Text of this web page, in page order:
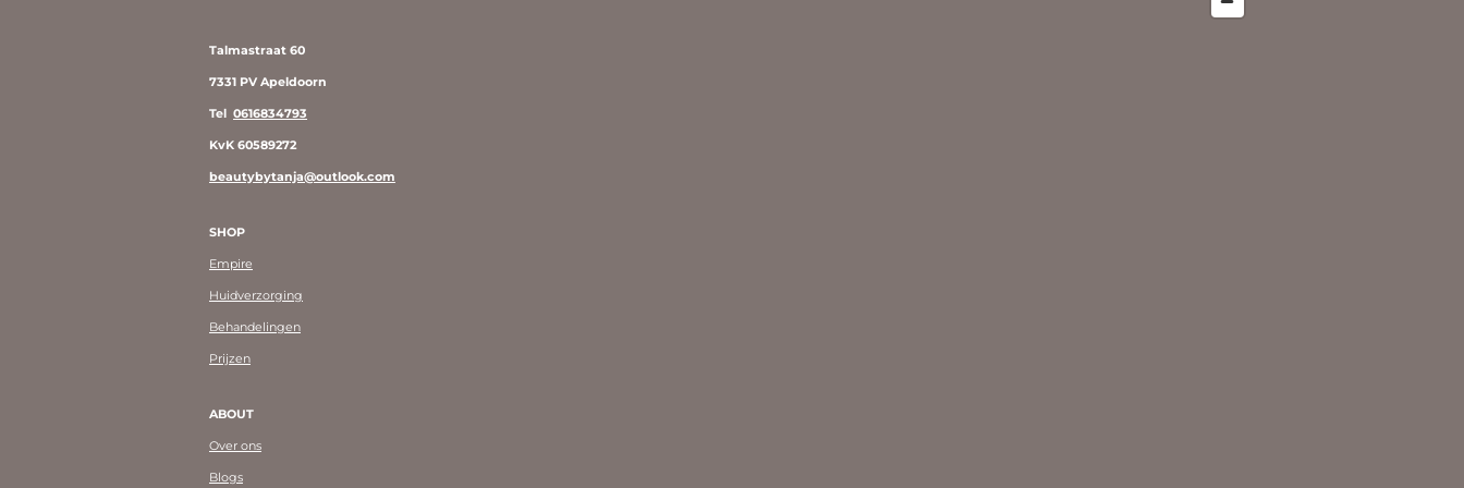
Talmastraat 60
7331 PV Apeldoorn
Tel 0616834793
KvK 60589272
beautybytanja@outlook.com
SHOP
Empire
Huidverzorging
Behandelingen
Prijzen
ABOUT
Over ons
Blogs